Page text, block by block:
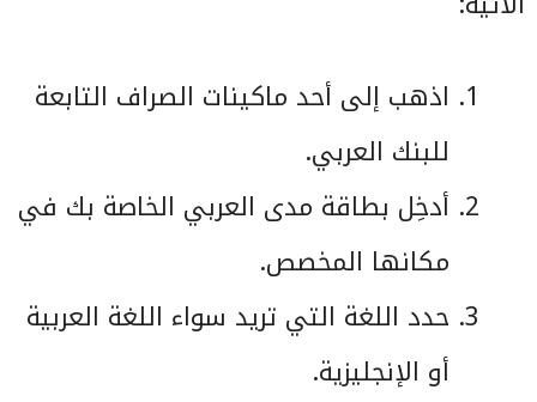
اذهب إلى أحد ماكينات الصراف التابعة
للبنك العربي.
أدخِل بطاقة مدى العربي الخاصة بك في
مكانها المخصص.
حدد اللغة التي تريد سواء اللغة العربية
أو الإنجليزية.